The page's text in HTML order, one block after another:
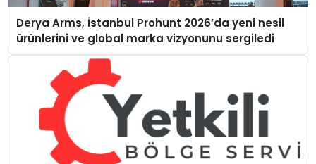
Derya Arms, İstanbul Prohunt 2026’da yeni nesil
ürünlerini ve global marka vizyonunu sergiledi